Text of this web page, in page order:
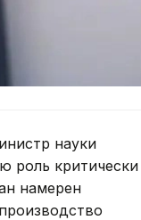
науки
роль критически
намерен